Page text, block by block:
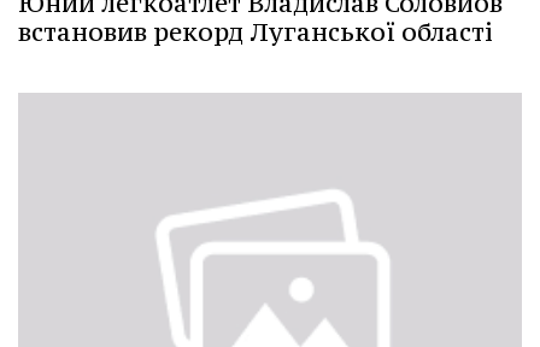
встановив рекорд Луганської області